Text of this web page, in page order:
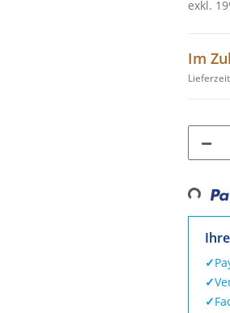
exkl.
Im
✓
✓
✓